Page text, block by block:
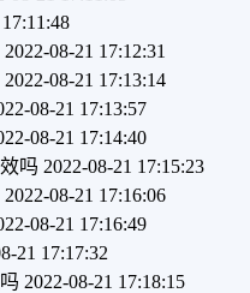
2022-08-21 17:12:31
2022-08-21 17:13:14
08-21 17:13:57
08-21 17:14:40
吗 2022-08-21 17:15:23
2022-08-21 17:16:06
08-21 17:16:49
21 17:17:32
2022-08-21 17:18:15